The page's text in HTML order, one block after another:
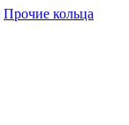
Прочие кольца